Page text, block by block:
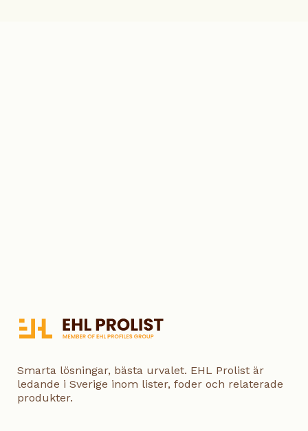
Smarta lösningar, bästa urvalet. EHL Prolist är
ledande i Sverige inom lister, foder och relaterade
produkter.